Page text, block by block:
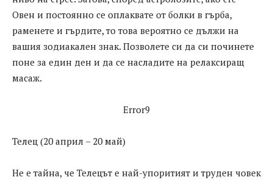
Овен и постоянно се оплаквате от болки в гърба,
раменете и гърдите, то това вероятно се дължи на
вашия зодиакален знак. Позволете си да си починете
поне за един ден и да се насладите на релаксиращ
масаж.
Error9
Телец (20 април – 20 май)
Не е тайна, че Телецът е най-упоритият и труден човек